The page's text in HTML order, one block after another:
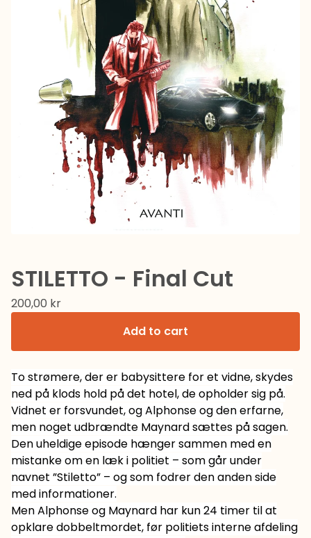
STILETTO - Final Cut
200,00 kr
Add to cart
To strømere, der er babysittere for et vidne, skydes
ned på klods hold på det hotel, de opholder sig på.
Vidnet er forsvundet, og Alphonse og den erfarne,
men noget udbrændte Maynard sættes på sagen.
Den uheldige episode hænger sammen med en
mistanke om en læk i politiet – som går under
navnet ”Stiletto” – og som fodrer den anden side
med informationer.
Men Alphonse og Maynard har kun 24 timer til at
opklare dobbeltmordet, før politiets interne afdeling